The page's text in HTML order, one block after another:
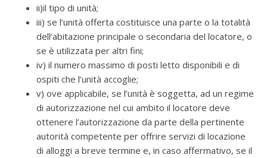
ii)il tipo di unità;
iii) se l’unità offerta costituisce una parte o la totalità
dell’abitazione principale o secondaria del locatore, o
se è utilizzata per altri fini;
iv) il numero massimo di posti letto disponibili e di
ospiti che l’unità accoglie;
v) ove applicabile, se l’unità è soggetta, ad un regime
di autorizzazione nel cui ambito il locatore deve
ottenere l’autorizzazione da parte della pertinente
autorità competente per offrire servizi di locazione
di alloggi a breve termine e, in caso affermativo, se il